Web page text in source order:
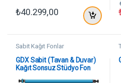
₺40.299,00
Sabit Kağıt Fonlar
GDX Sabit (Tavan & Duvar)
Kağıt Sonsuz Stüdyo Fon